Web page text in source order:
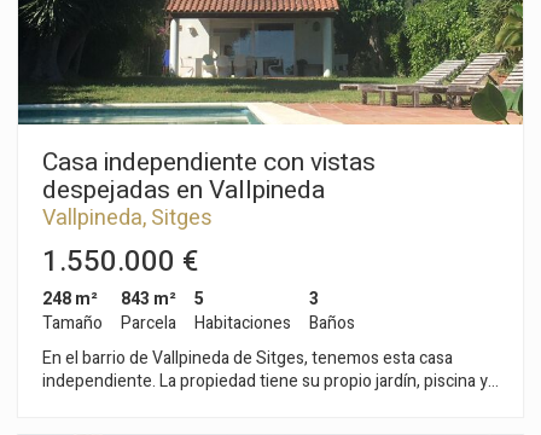
cercanía a escuelas internacionales. El acceso a la autopista C-
32 en dirección Barcelona y su aeropuerto es muy fácil y
Casa independiente con vistas
despejadas en Vallpineda
Vallpineda, Sitges
1.550.000 €
248 m²
Tamaño
843 m²
Parcela
5
Habitaciones
3
Baños
En el barrio de Vallpineda de Sitges, tenemos esta casa
independiente. La propiedad tiene su propio jardín, piscina y